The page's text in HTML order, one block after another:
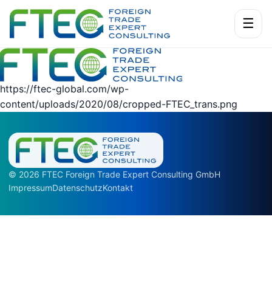
☰
https://ftec-global.com/wp-
content/uploads/2020/08/cropped-FTEC_trans.png
© 2026 FTEC Foreign Trade Expert Consulting GmbH
ImpressumDatenschutzKontakt